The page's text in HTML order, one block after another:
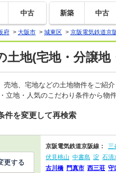
中古 新築 中古
府 > 大阪市 > 城東区 > 京阪電気鉄道京
土地(宅地・分譲地
売地、宅地などの土地物件をご紹
立地・人気のこだわり条件から物
件を変更して再検索
京阪電気鉄道京阪線： 三
伏見桃山 中書島 淀 石清
古川橋 門真市 西三荘 守
更する